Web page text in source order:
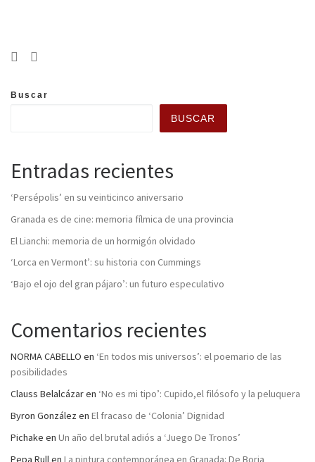
Buscar
BUSCAR
Entradas recientes
‘Persépolis’ en su veinticinco aniversario
Granada es de cine: memoria fílmica de una provincia
El Lianchi: memoria de un hormigón olvidado
‘Lorca en Vermont’: su historia con Cummings
‘Bajo el ojo del gran pájaro’: un futuro especulativo
Comentarios recientes
NORMA CABELLO en ‘En todos mis universos’: el poemario de las
posibilidades
Clauss Belalcázaren ‘No es mi tipo’: Cupido,el filósofo y la peluquera
Byron González en El fracaso de ‘Colonia’ Dignidad
Pichake en Un año del brutal adiós a ‘Juego De Tronos’
Pepa Rullen La pintura contemporánea en Granada: De Borja